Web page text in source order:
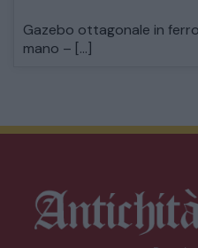
Gazebo ottagonale in
mano – […]